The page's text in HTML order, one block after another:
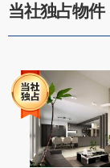
当社独占物